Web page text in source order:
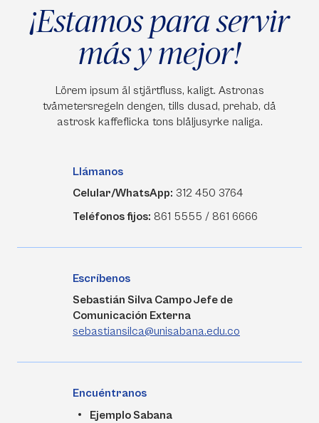
¡Estamos para servir
más y mejor!
Lörem ipsum äl stjärtfluss, kaligt. Astronas
tvåmetersregeln dengen, tills dusad, prehab, då
astrosk kaffeflicka tons blåljusyrke naliga.
Llámanos
Celular/WhatsApp: 312 450 3764
Teléfonos fijos: 861 5555 / 861 6666
Escríbenos
Sebastián Silva Campo Jefe de
Comunicación Externa
sebastiansilca@unisabana.edu.co
Encuéntranos
Ejemplo Sabana